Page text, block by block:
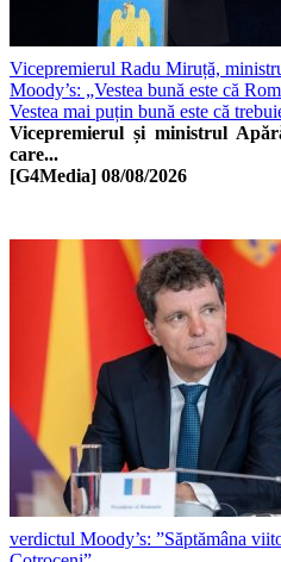
Vicepremierul Radu Miruță,
Moody’s: „Vestea bună este că
Vestea mai puțin bună este că
Vicepremierul și ministrul
care...
[G4Media] 08/08/2026
verdictul Moody’s: ”Săptămâna